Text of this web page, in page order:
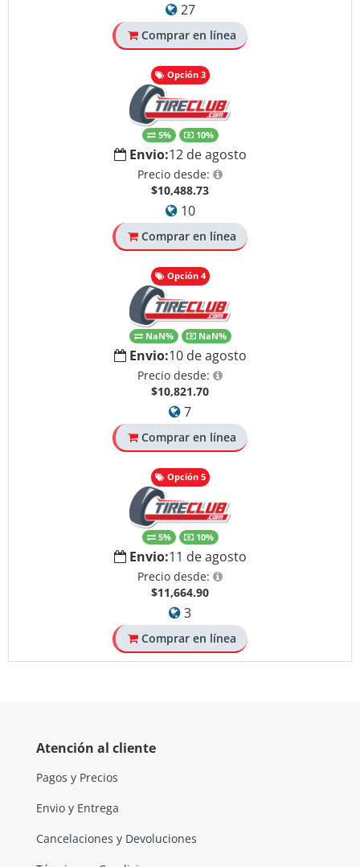
27
Comprar en línea
Opción 3
5% 10%
Envio:12 de agosto
Precio desde:
$10,488.73
10
Comprar en línea
Opción 4
NaN% NaN%
Envio:10 de agosto
Precio desde:
$10,821.70
7
Comprar en línea
Opción 5
5% 10%
Envio:11 de agosto
Precio desde:
$11,664.90
3
Comprar en línea
Atención al cliente
Pagos y Precios
Envio y Entrega
Cancelaciones y Devoluciones